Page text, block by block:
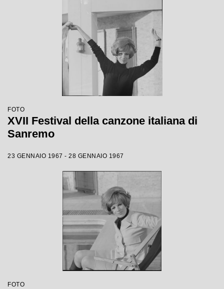
FOTO
XVII Festival della canzone italiana di
Sanremo
23 GENNAIO 1967 - 28 GENNAIO 1967
FOTO